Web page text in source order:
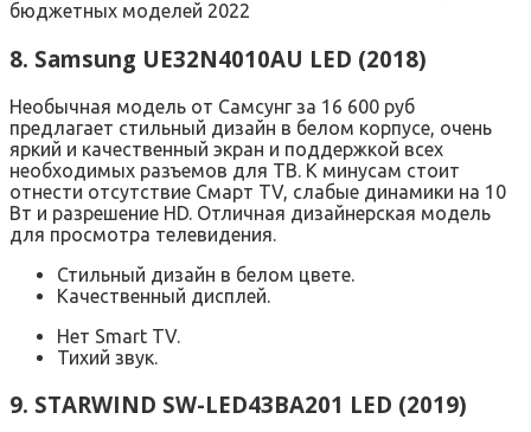
8. Samsung UE32N4010AU LED (2018)
Необычная модель от Самсунг за 16 600 руб
предлагает стильный дизайн в белом корпусе, очень
яркий и качественный экран и поддержкой всех
необходимых разъемов для ТВ. К минусам стоит
отнести отсутствие Смарт TV, слабые динамики на 10
Вт и разрешение HD. Отличная дизайнерская модель
для просмотра телевидения.
Стильный дизайн в белом цвете.
Качественный дисплей.
Нет Smart TV.
Тихий звук.
9. STARWIND SW-LED43BA201 LED (2019)